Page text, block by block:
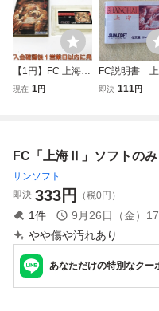
【1円】FC 上海
箱付き ファミコン
現在 1円
FC説明書
SHANGHAI
即決 111円
FC「上海Ⅱ」ソフトのみ
サンソフト
即決 333円 （税0円）
1件 9月26日（金）
やや傷や汚れあり
あなただけの特別なクー